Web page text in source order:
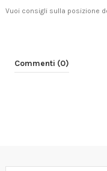
Vuoi consigli sulla posizione
Commenti (0)